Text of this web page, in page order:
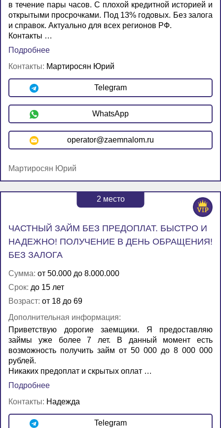
в течение пары часов. С плохой кредитной историей и
открытыми просрочками. Под 13% годовых. Без залога
и справок. Актуально для всех регионов РФ.
Контакты …
Подробнее
Контакты: Мартиросян Юрий
Telegram
WhatsApp
operator@zaemnalom.ru
Мартиросян Юрий
2 место
ЧАСТНЫЙ ЗАЙМ БЕЗ ПРЕДОПЛАТ. БЫСТРО И
НАДЕЖНО! ПОЛУЧЕНИЕ В ДЕНЬ ОБРАЩЕНИЯ!
БЕЗ ЗАЛОГА
Сумма: от 50.000 до 8.000.000
Срок: до 15 лет
Возраст: от 18 до 69
Дополнительная информация:
Приветствую дорогие заемщики. Я предоставляю
займы уже более 7 лет. В данный момент есть
возможность получить займ от 50 000 до 8 000 000
рублей.
Никаких предоплат и скрытых оплат …
Подробнее
Контакты: Надежда
Telegram